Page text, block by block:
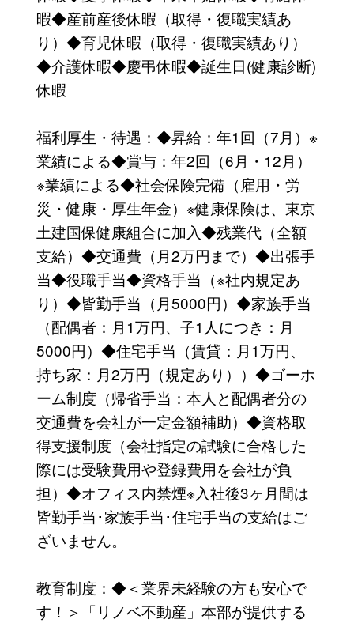
暇◆産前産後休暇（取得・復職実績あ
り）◆育児休暇（取得・復職実績あり）
◆介護休暇◆慶弔休暇◆誕生日(健康診断)
休暇
福利厚生・待遇：◆昇給：年1回（7月）※
業績による◆賞与：年2回（6月・12月）
※業績による◆社会保険完備（雇用・労
災・健康・厚生年金）※健康保険は、東京
土建国保健康組合に加入◆残業代（全額
支給）◆交通費（月2万円まで）◆出張手
当◆役職手当◆資格手当（※社内規定あ
り）◆皆勤手当（月5000円）◆家族手当
（配偶者：月1万円、子1人につき：月
5000円）◆住宅手当（賃貸：月1万円、
持ち家：月2万円（規定あり））◆ゴーホ
ーム制度（帰省手当：本人と配偶者分の
交通費を会社が一定金額補助）◆資格取
得支援制度（会社指定の試験に合格した
際には受験費用や登録費用を会社が負
担）◆オフィス内禁煙※入社後3ヶ月間は
皆勤手当･家族手当･住宅手当の支給はご
ざいません。
教育制度：◆＜業界未経験の方も安心で
す！＞「リノベ不動産」本部が提供する